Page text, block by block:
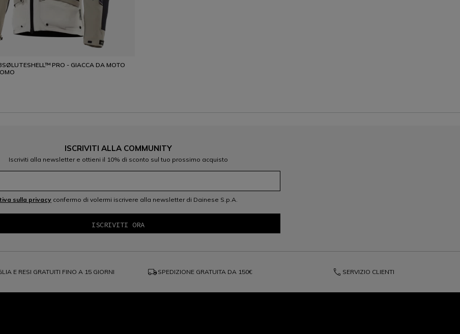
PRO - GIACCA DA MOTO
ISCRIVITI ALLA COMMUNITY
Iscriviti alla newsletter e ottieni il 10% di sconto sul tuo prossimo acquisto
sulla privacy confermo di volermi iscrivere alla newsletter di Dainese S.p.A.
E RESI GRATUITI FINO A 15 GIORNI local_shipping SPEDIZIONE GRATUITA DA 150€ phone SERVIZIO CLIENTI